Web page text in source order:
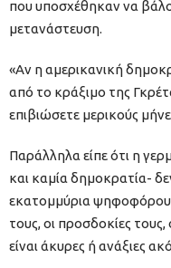
που υποσχέθηκαν να
μετανάστευση.
«Αν η αμερικανική
από το κράξιμο της
επιβιώσετε μερικούς
Παράλληλα είπε ότι η
και καμία δημοκρατία-
εκατομμύρια ψηφοφόρους
τους, οι προσδοκίες
είναι άκυρες ή ανάξιες